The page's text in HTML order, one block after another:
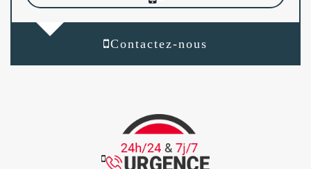
Contactez-nous